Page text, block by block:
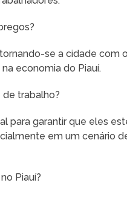
se a cidade com
economia do Piauí.
trabalho?
para garantir que eles
em um cenário
Piauí?